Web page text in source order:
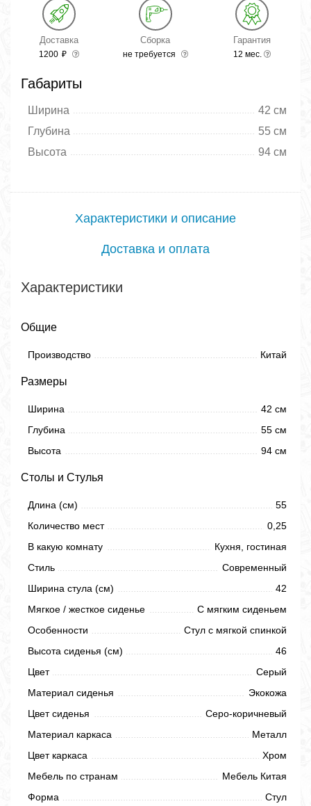
Доставка
1200 ₽
Сборка
не требуется
Гарантия
12 мес.
Габариты
Ширина
42 см
Глубина
55 см
Высота
94 см
Характеристики и описание
Доставка и оплата
Характеристики
Общие
Производство Китай
Размеры
Ширина
42 см
Глубина
55 см
Высота
94 см
Столы и Стулья
Длина (см)
55
Количество мест
0,25
В какую комнату
Кухня, гостиная
Стиль
Современный
Ширина стула (см)
42
Мягкое / жесткое сиденье
С мягким сиденьем
Особенности
Стул с мягкой спинкой
Высота сиденья (см)
46
Цвет
Серый
Материал сиденья
Экокожа
Цвет сиденья
Серо-коричневый
Материал каркаса
Металл
Цвет каркаса
Хром
Мебель по странам
Мебель Китая
Форма
Стул